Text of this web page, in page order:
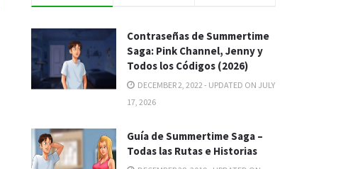
Contraseñas de Summertime
Saga: Pink Channel, Jenny y
Todos los Códigos (2026)
DECEMBER 2, 2022 - UPDATED ON JULY
17, 2026
Guía de Summertime Saga –
Todas las Rutas e Historias